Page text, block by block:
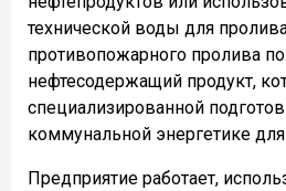
технической воды для
противопожарного пролива
нефтесодержащий продукт,
специализированной
коммунальной энергетике
Предприятие работает,